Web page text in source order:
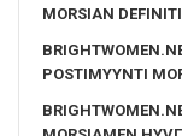
MORSIAN
POSTIMYYNTI